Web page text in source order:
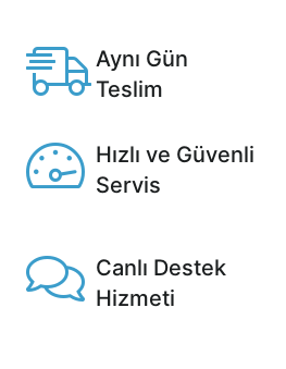
Aynı Gün
Teslim
Hızlı ve Güvenli
Servis
Canlı Destek
Hizmeti